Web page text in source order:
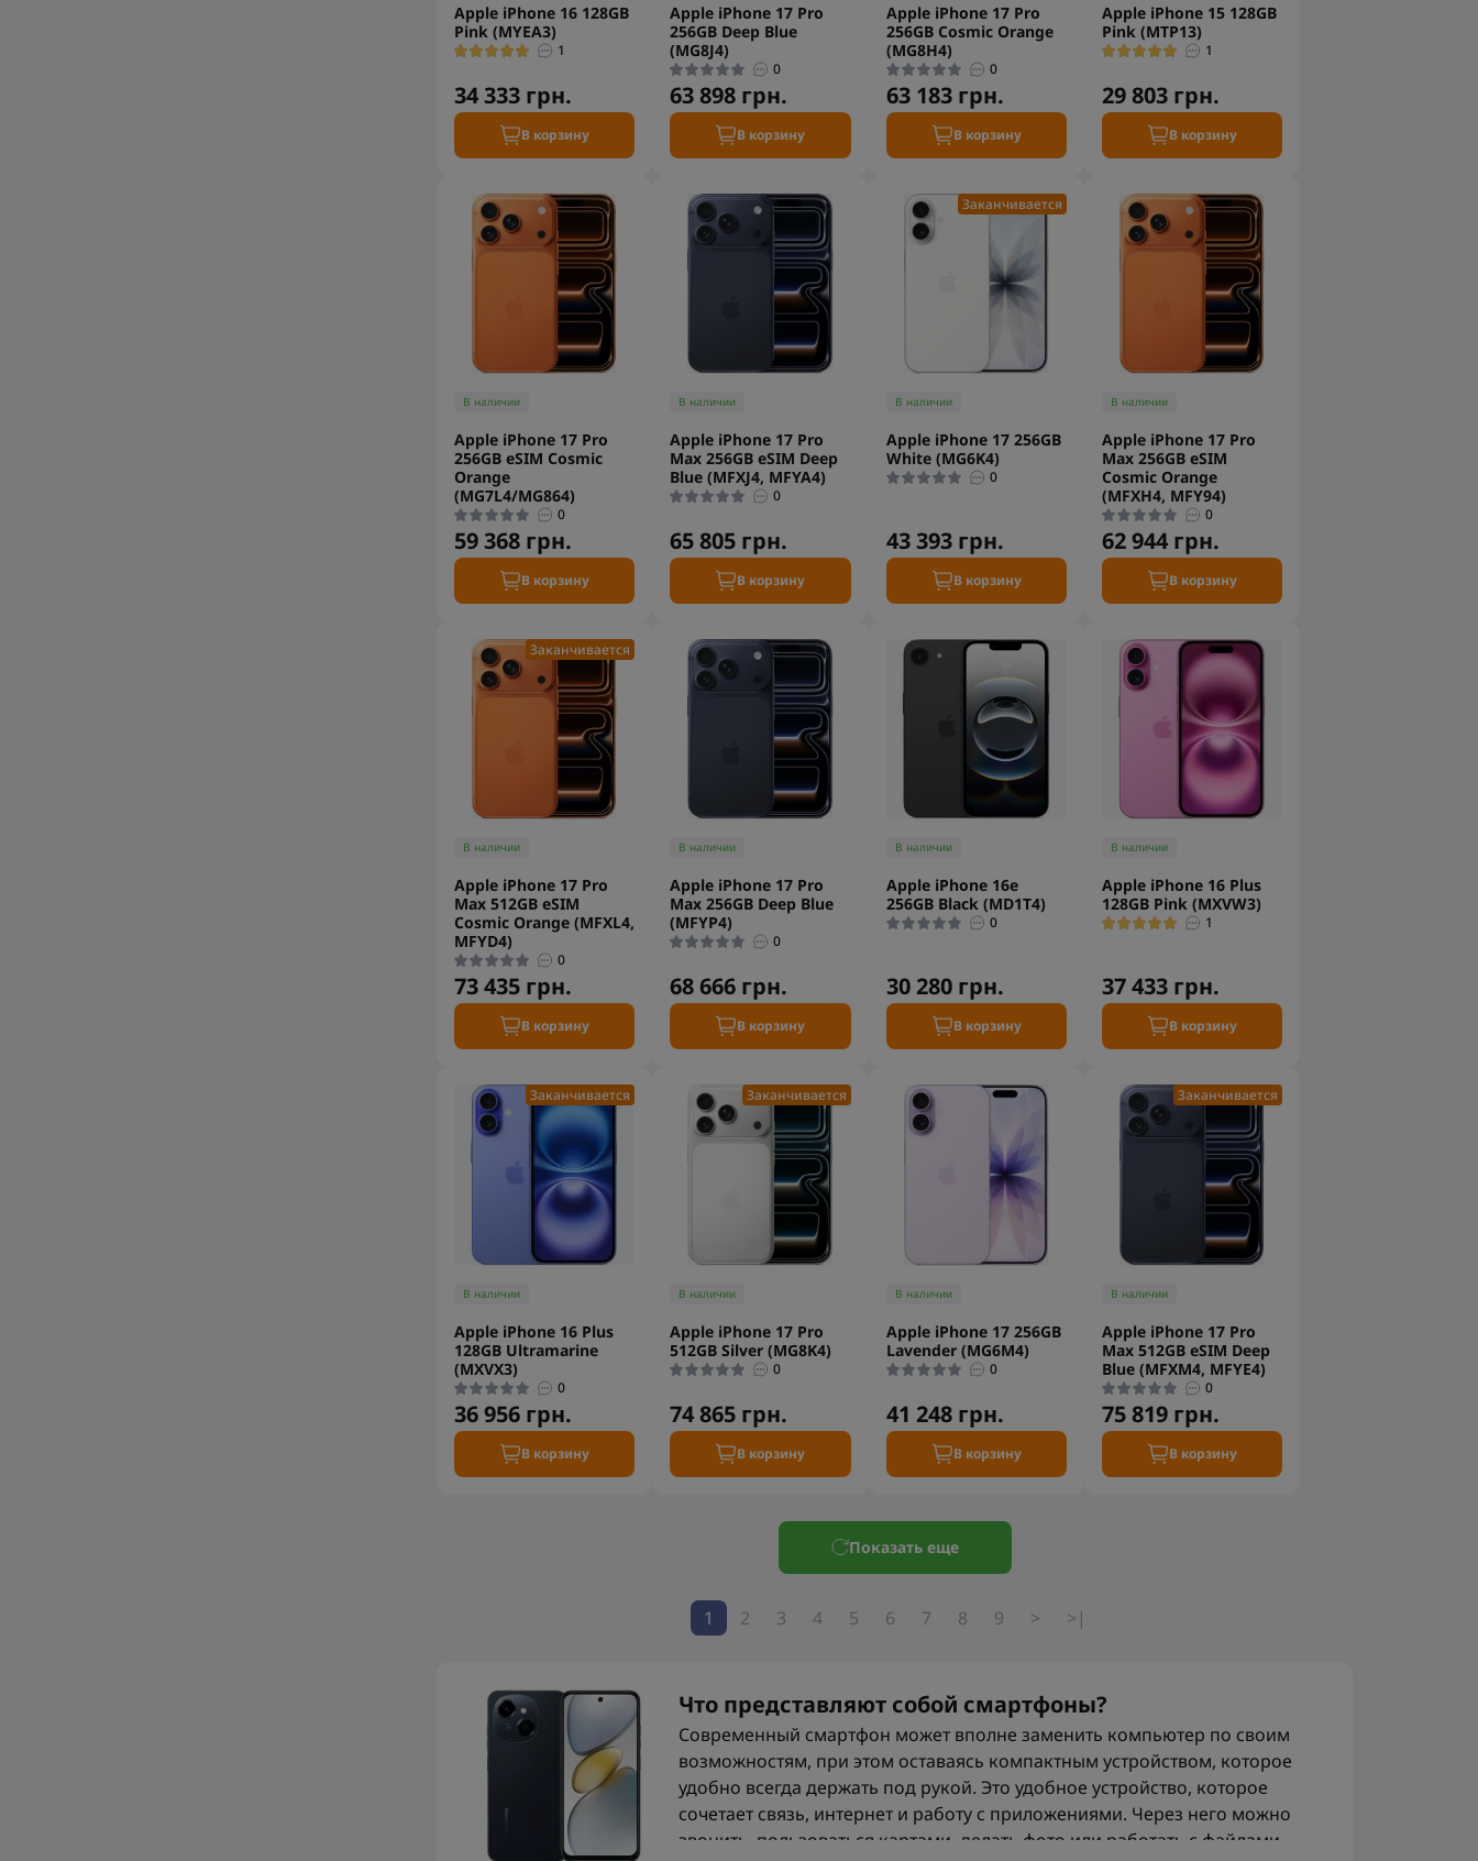
Apple iPhone 16 128GB
Pink (MYEA3)
1
34 333 грн.
В корзину
Apple iPhone 17 Pro
256GB Deep Blue
(MG8J4)
0
63 898 грн.
В корзину
Apple iPhone 17 Pro
256GB Cosmic Orange
(MG8H4)
0
63 183 грн.
В корзину
Apple iPhone 15 128GB
Pink (MTP13)
1
29 803 грн.
В корзину
В наличии
Apple iPhone 17 Pro
256GB eSIM Cosmic
Orange
(MG7L4/MG864)
0
59 368 грн.
В корзину
В наличии
Apple iPhone 17 Pro
Max 256GB eSIM Deep
Blue (MFXJ4, MFYA4)
0
65 805 грн.
В корзину
Заканчивается
В наличии
Apple iPhone 17 256GB
White (MG6K4)
0
43 393 грн.
В корзину
В наличии
Apple iPhone 17 Pro
Max 256GB eSIM
Cosmic Orange
(MFXH4, MFY94)
0
62 944 грн.
В корзину
Заканчивается
В наличии
Apple iPhone 17 Pro
Max 512GB eSIM
Cosmic Orange (MFXL4,
MFYD4)
0
73 435 грн.
В корзину
В наличии
Apple iPhone 17 Pro
Max 256GB Deep Blue
(MFYP4)
0
68 666 грн.
В корзину
В наличии
Apple iPhone 16e
256GB Black (MD1T4)
0
30 280 грн.
В корзину
В наличии
Apple iPhone 16 Plus
128GB Pink (MXVW3)
1
37 433 грн.
В корзину
Заканчивается
В наличии
Apple iPhone 16 Plus
128GB Ultramarine
(MXVX3)
0
36 956 грн.
В корзину
Заканчивается
В наличии
Apple iPhone 17 Pro
512GB Silver (MG8K4)
0
74 865 грн.
В корзину
В наличии
Apple iPhone 17 256GB
Lavender (MG6M4)
0
41 248 грн.
В корзину
Заканчивается
В наличии
Apple iPhone 17 Pro
Max 512GB eSIM Deep
Blue (MFXM4, MFYE4)
0
75 819 грн.
В корзину
Показать еще
1 2 3 4 5 6 7 8 9 > >|
Что представляют собой смартфоны?
Современный смартфон может вполне заменить компьютер по своим
возможностям, при этом оставаясь компактным устройством, которое
удобно всегда держать под рукой. Это удобное устройство, которое
сочетает связь, интернет и работу с приложениями. Через него можно
звонить, пользоваться картами, делать фото или работать с файлами.